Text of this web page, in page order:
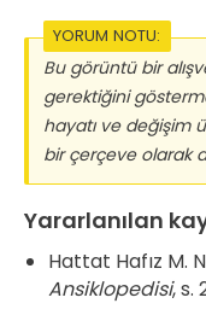
YORUM NOTU:
Bu görüntü bir
gerektiğini
hayatı ve değişim
bir çerçeve olarak
Yararlanılan
Hattat Hafız M.
Ansiklopedisi, s.